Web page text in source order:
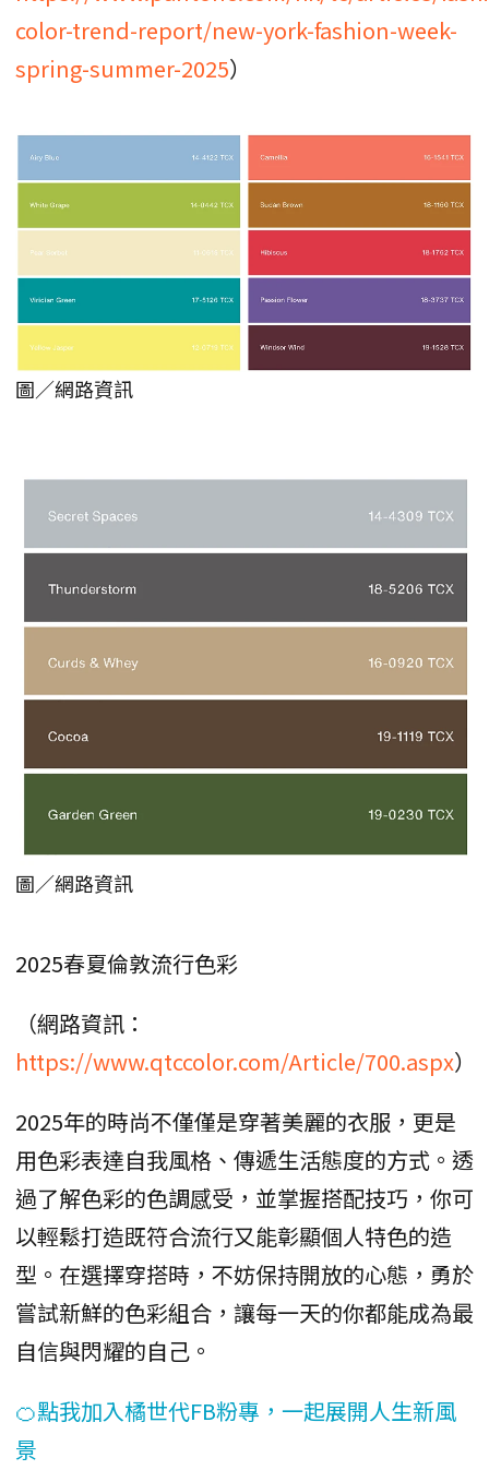
color-trend-report/new-york-fashion-week-
spring-summer-2025）
圖／網路資訊
圖／網路資訊
2025春夏倫敦流行色彩
（網路資訊：
https://www.qtccolor.com/Article/700.aspx）
2025年的時尚不僅僅是穿著美麗的衣服，更是
用色彩表達自我風格、傳遞生活態度的方式。透
過了解色彩的色調感受，並掌握搭配技巧，你可
以輕鬆打造既符合流行又能彰顯個人特色的造
型。在選擇穿搭時，不妨保持開放的心態，勇於
嘗試新鮮的色彩組合，讓每一天的你都能成為最
自信與閃耀的自己。
🍊點我加入橘世代FB粉專，一起展開人生新風
景